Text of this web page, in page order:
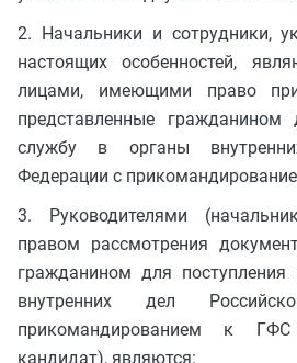
2. Начальники и сотрудники,
настоящих особенностей,
лицами, имеющими право
представленные гражданином
службу в органы
Федерации с
3. Руководителями
правом рассмотрения
гражданином для
внутренних дел
прикомандированием к
кандидат), являются: